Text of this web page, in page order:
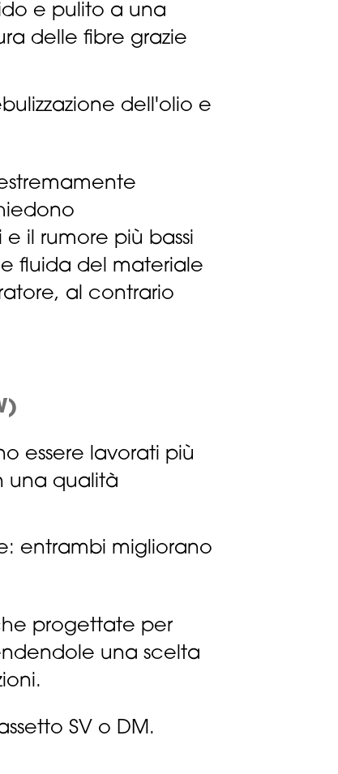
e pulito a una
delle fibre grazie
dell'olio e
il rumore più bassi
fluida del materiale
al contrario
essere lavorati più
una qualità
entrambi migliorano
progettate per
una scelta
SV o DM.